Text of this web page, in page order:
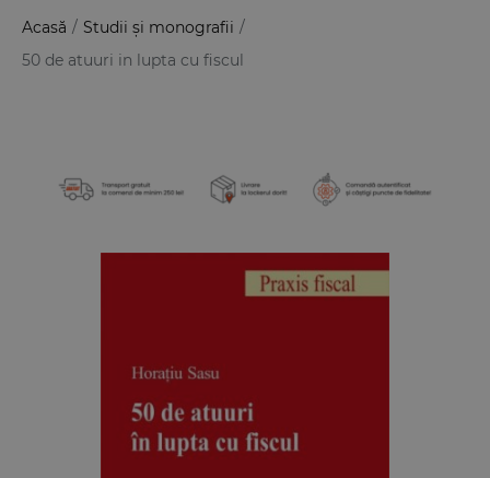
Acasă / Studii și monografii /
50 de atuuri in lupta cu fiscul